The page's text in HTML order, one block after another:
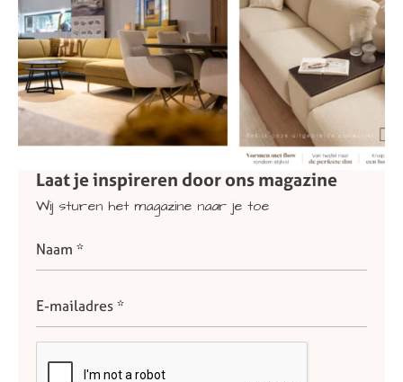
Laatjeinspireren door ons magazine
Wij sturen het magazine naar je toe